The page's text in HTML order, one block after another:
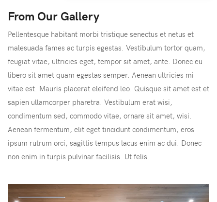
From Our Gallery
Pellentesque habitant morbi tristique senectus et netus et
malesuada fames ac turpis egestas. Vestibulum tortor quam,
feugiat vitae, ultricies eget, tempor sit amet, ante. Donec eu
libero sit amet quam egestas semper. Aenean ultricies mi
vitae est. Mauris placerat eleifend leo. Quisque sit amet est et
sapien ullamcorper pharetra. Vestibulum erat wisi,
condimentum sed, commodo vitae, ornare sit amet, wisi.
Aenean fermentum, elit eget tincidunt condimentum, eros
ipsum rutrum orci, sagittis tempus lacus enim ac dui. Donec
non enim in turpis pulvinar facilisis. Ut felis.